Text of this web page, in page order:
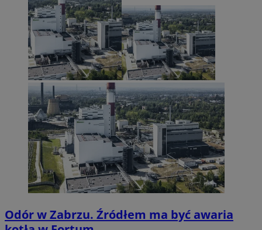
Odór w Zabrzu. Źródłem ma być awaria